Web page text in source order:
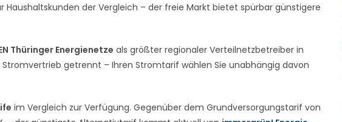
Haushaltskunden der Vergleich – der freie Markt bietet spürbar günstigere
Thüringer Energienetze als größter regionaler Verteilnetzbetreiber in
getrennt – Ihren Stromtarif wählen Sie unabhängig davon
im Vergleich zur Verfügung. Gegenüber dem Grundversorgungstarif von